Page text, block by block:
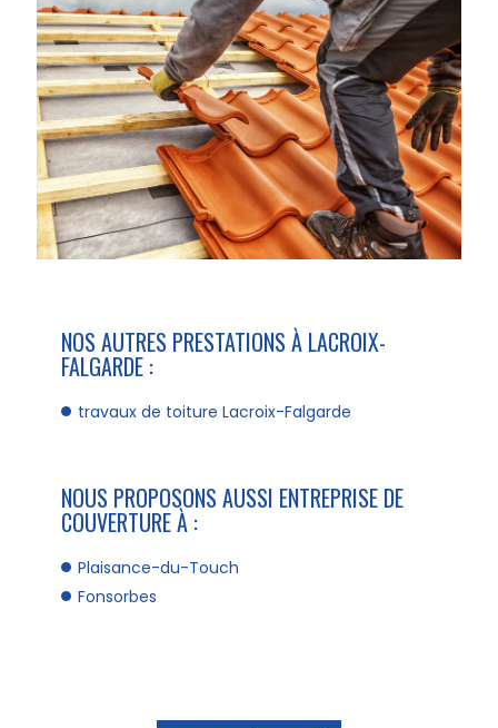
NOS AUTRES PRESTATIONS À LACROIX-
FALGARDE :
travaux de toiture Lacroix-Falgarde
NOUS PROPOSONS AUSSI ENTREPRISE DE
COUVERTURE À :
Plaisance-du-Touch
Fonsorbes